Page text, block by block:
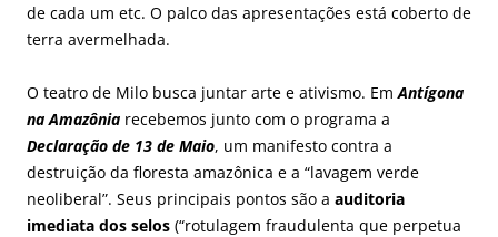
de cada um etc. O palco das apresentações está coberto de
terra avermelhada.
O teatro de Milo busca juntar arte e ativismo. EmAntígona
na Amazônia recebemos junto com o programa a
Declaração de 13 de Maio, um manifesto contra a
destruição da floresta amazônica e a “lavagem verde
neoliberal”. Seus principais pontos são a auditoria
imediata dos selos (“rotulagem fraudulenta que perpetua